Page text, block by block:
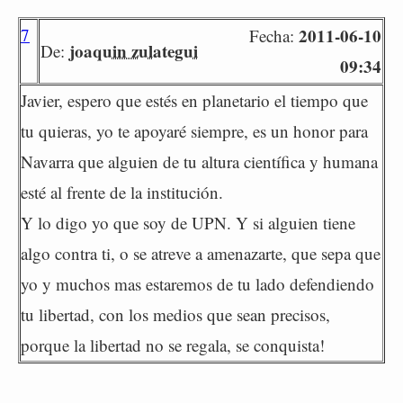
7
De: joaquin zulategui
Fecha: 2011-06-10
09:34
Javier, espero que estés en planetario el tiempo que
tu quieras, yo te apoyaré siempre, es un honor para
Navarra que alguien de tu altura científica y humana
esté al frente de la institución.
Y lo digo yo que soy de UPN. Y si alguien tiene
algo contra ti, o se atreve a amenazarte, que sepa que
yo y muchos mas estaremos de tu lado defendiendo
tu libertad, con los medios que sean precisos,
porque la libertad no se regala, se conquista!